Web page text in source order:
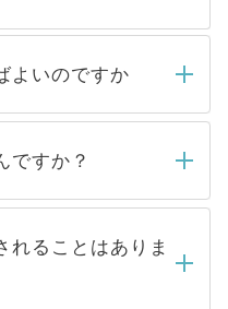
よいのですか
ら、弊社担当者がご
の後メールもしくは
内にはご連絡をせて
ばらくお待ちくださ
ですか？
り扱っている求人の
トからご覧いただ
です。非公開求人は
一般には公開してい
れることはありま